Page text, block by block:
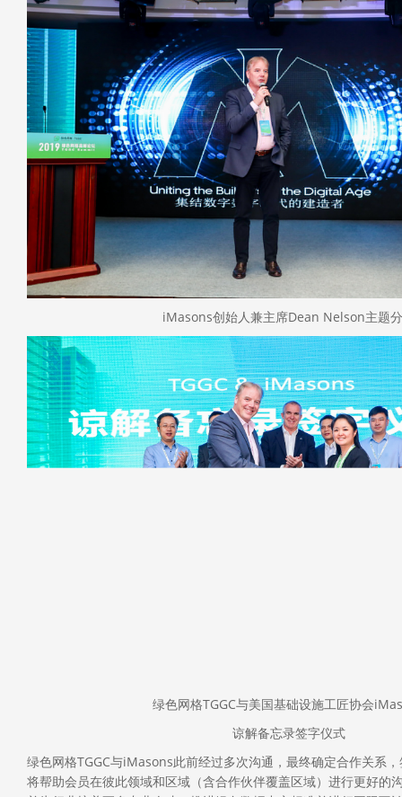
iMasons创始人兼主席Dean Nelson主题
绿色网格TGGC与美国基础设施工匠协会
谅解备忘录签字仪式
绿色网格TGGC与iMasons此前经过多次沟通，最终确定合作关系
将帮助会员在彼此领域和区域（含合作伙伴覆盖区域）进行更好的